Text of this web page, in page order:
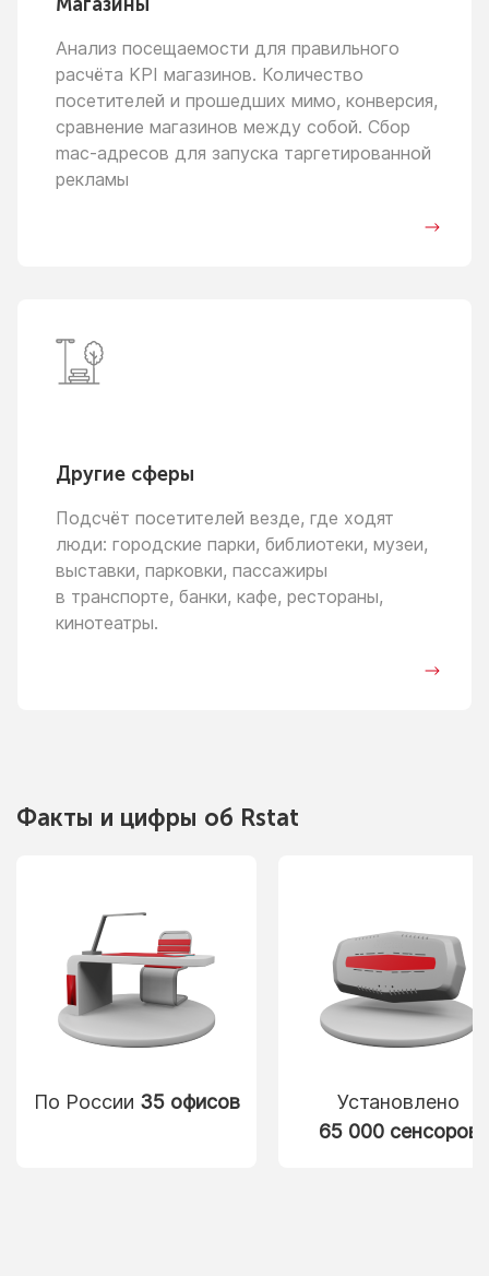
Анализ посещаемости для правильного
расчёта KPI магазинов. Количество
посетителей и прошедших мимо, конверсия,
сравнение магазинов между собой. Сбор
mac-адресов для запуска таргетированной
рекламы
Другие сферы
Подсчёт посетителей везде, где ходят
люди: городские парки, библиотеки, музеи,
выставки, парковки, пассажиры
в транспорте, банки, кафе, рестораны,
кинотеатры.
Факты и цифры об Rstat
По России 35 офисов
Установлено
65 000 сенсоров